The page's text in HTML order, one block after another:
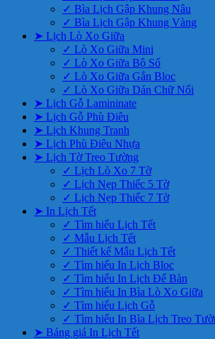
✓ Bìa Lịch Gập Khung Nâu
✓ Bìa Lịch Gập Khung Vàng
➤ Lịch Lò Xo Giữa
✓ Lò Xo Giữa Mini
✓ Lò Xo Giữa Bộ Số
✓ Lò Xo Giữa Gắn Bloc
✓ Lò Xo Giữa Dán Chữ Nổi
➤ Lịch Gỗ Lamininate
➤ Lịch Gỗ Phù Điêu
➤ Lịch Khung Tranh
➤ Lịch Phù Điêu Nhựa
➤ Lịch Tờ Treo Tường
✓ Lịch Lò Xo 7 Tờ
✓ Lịch Nẹp Thiếc 5 Tờ
✓ Lịch Nẹp Thiếc 7 Tờ
➤ In Lịch Tết
✓ Tìm hiểu Lịch Tết
✓ Mẫu Lịch Tết
✓ Thiết kế Mẫu Lịch Tết
✓ Tìm hiểu In Lịch Bloc
✓ Tìm hiểu In Lịch Để Bàn
✓ Tìm hiểu In Bìa Lò Xo Giữa
✓ Tìm hiểu Lịch Gỗ
✓ Tìm hiểu In Bìa Lịch Treo
➤ Bảng giá In Lịch Tết